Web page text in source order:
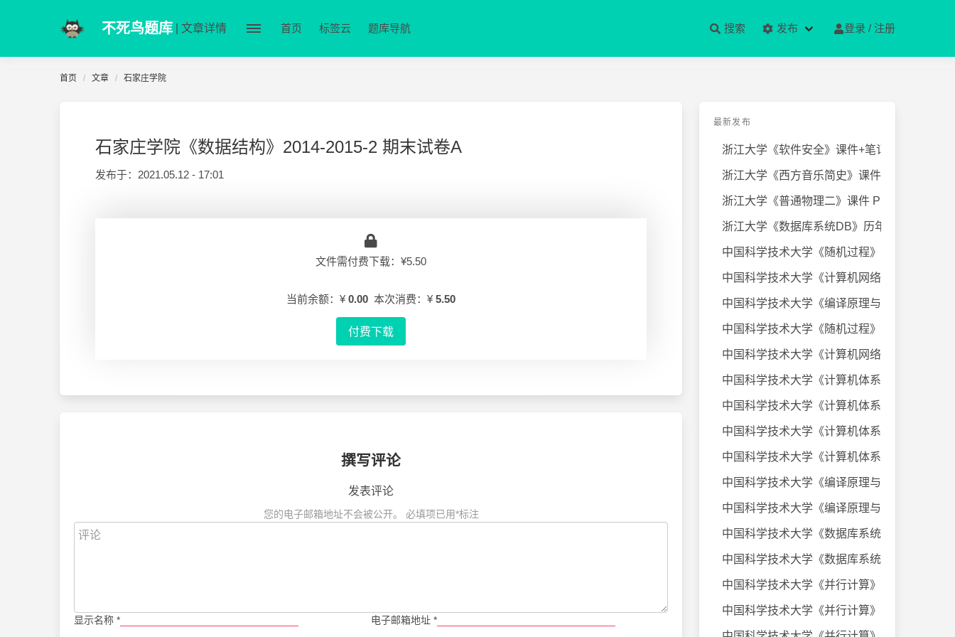
不死鸟题库 | 文章详情 首页 标签云 题库导航 搜索 发布 登录 / 注册
首页 文章 石家庄学院
石家庄学院《数据结构》2014-2015-2 期末试卷A
发布于： 2021.05.12 - 17:01
文件需付费下载：¥5.50
当前余额：¥ 0.00 本次消费：¥ 5.50
付费下载
撰写评论
发表评论
您的电子邮箱地址不会被公开。 必填项已用*标注
显示名称 * 电子邮箱地址 *
最新发布
浙江大学《软件安全》课件+笔记
浙江大学《西方音乐简史》课件+笔
浙江大学《普通物理二》课件 PPT
浙江大学《数据库系统DB》历年试卷
中国科学技术大学《随机过程》近几
中国科学技术大学《计算机网络》课
中国科学技术大学《编译原理与技术
中国科学技术大学《随机过程》课件
中国科学技术大学《计算机网络》20
中国科学技术大学《计算机体系结构
中国科学技术大学《计算机体系结构
中国科学技术大学《计算机体系结构
中国科学技术大学《计算机体系结构
中国科学技术大学《编译原理与技术
中国科学技术大学《编译原理与技术
中国科学技术大学《数据库系统及应
中国科学技术大学《数据库系统及应
中国科学技术大学《并行计算》考试
中国科学技术大学《并行计算》考试